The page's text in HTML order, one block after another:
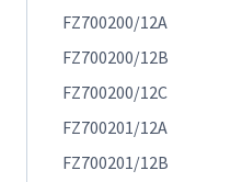
FZ700200/12A
FZ700200/12B
FZ700200/12C
FZ700201/12A
FZ700201/12B